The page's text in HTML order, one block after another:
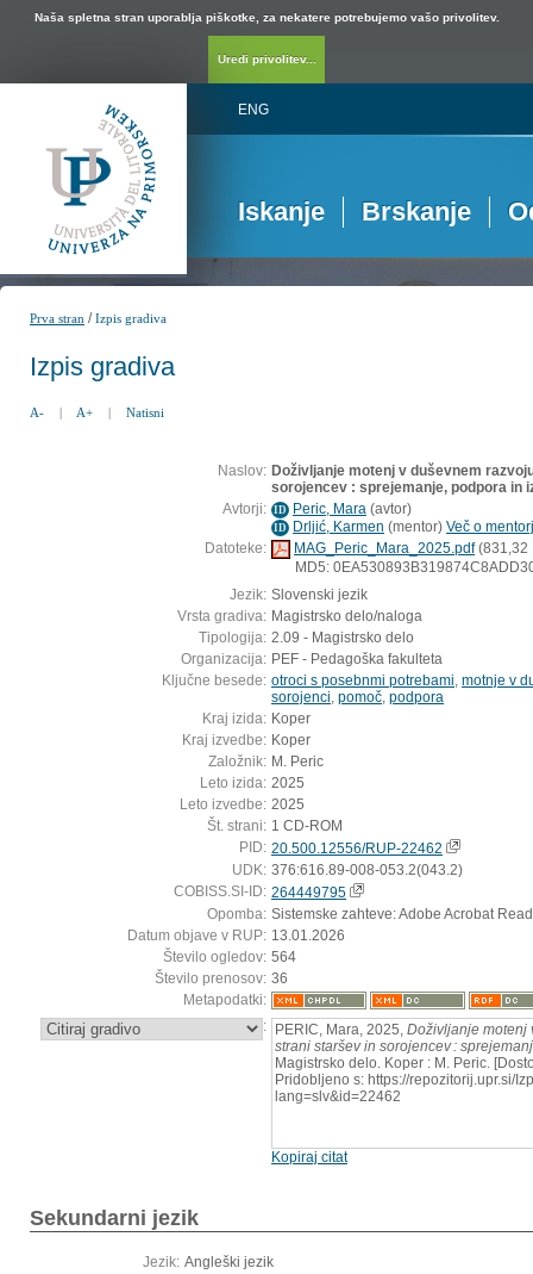
Naša spletna stran uporablja piškotke, za nekatere potrebujemo vašo privolitev.
Uredi privolitev...
ENG
Iskanje Brskanje
Prva stran /Izpis gradiva
Izpis gradiva
A- | A+ | Natisni
Naslov: Doživljanje motenj v duševnem
sorojencev : sprejemanje, podpora in
Avtorji: ID Peric, Mara (avtor)
ID Drljić, Karmen (mentor) Več o
Datoteke:
MAG_Peric_Mara_2025.pdf(831,32
MD5:
Jezik: Slovenski jezik
Vrsta gradiva: Magistrsko delo/naloga
Tipologija: 2.09 - Magistrsko delo
Organizacija: PEF - Pedagoška fakulteta
Ključne besede: otroci s posebnmi potrebami motnje v
sorojenci pomoč podpora
Kraj izida: Koper
Kraj izvedbe: Koper
Založnik: M. Peric
Leto izida: 2025
Leto izvedbe: 2025
Št. strani: 1 CD-ROM
PID: 20.500.12556/RUP-22462
UDK: 376:616.89-008-053.2(043.2)
COBISS.SI-ID: 264449795
Opomba: Sistemske zahteve: Adobe Acrobat
Datum objave v RUP: 13.01.2026
Število ogledov: 564
Število prenosov: 36
Metapodatki:
: PERIC, Mara, 2025, Doživljanje motenj
strani staršev in sorojencev :
Magistrsko delo. Koper : M. Peric.
Pridobljeno s: https://repozitorij.upr.si/
lang=slv&id=22462
Kopiraj citat
Sekundarni jezik
Jezik: Angleški jezik